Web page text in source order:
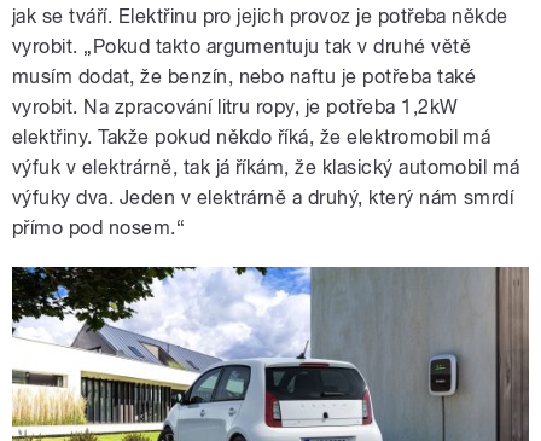
jak se tváří. Elektřinu pro jejich provoz je potřeba někde
vyrobit. „Pokud takto argumentuju tak v druhé větě
musím dodat, že benzín, nebo naftu je potřeba také
vyrobit. Na zpracování litru ropy, je potřeba 1,2kW
elektřiny. Takže pokud někdo říká, že elektromobil má
výfuk v elektrárně, tak já říkám, že klasický automobil má
výfuky dva. Jeden v elektrárně a druhý, který nám smrdí
přímo pod nosem.“